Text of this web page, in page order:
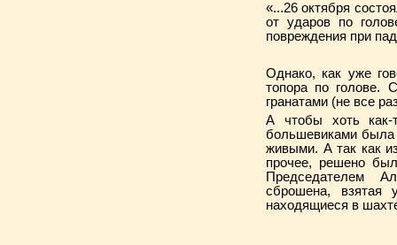
«...26 октября
от ударов по
повреждения при
Однако, как уже
топора по голове.
гранатами (не все
А чтобы хоть как-
большевиками была
живыми. А так как
прочее, решено
Председателем
сброшена, взятая
находящиеся в